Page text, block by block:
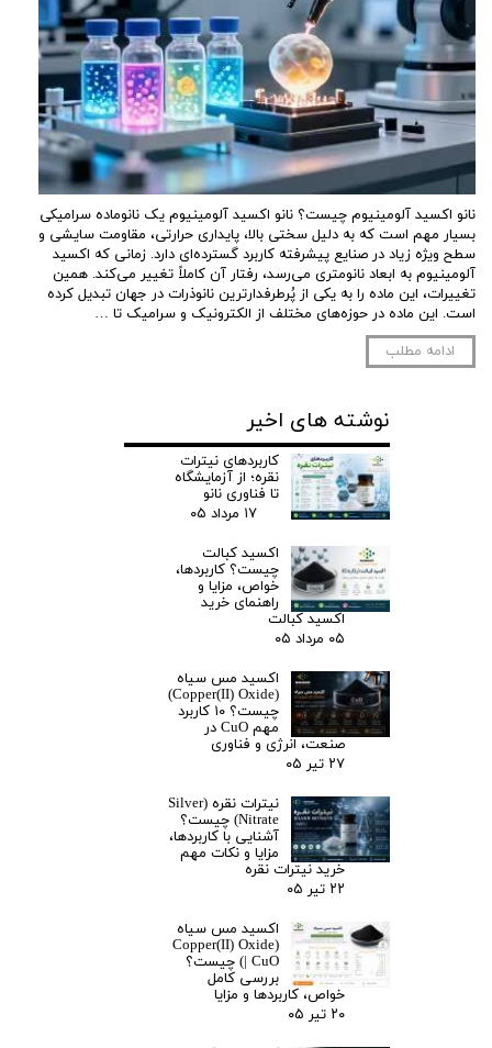
نانو اکسید آلومینیوم چیست؟ نانو اکسید آلومینیوم یک نانوماده سرامیکی
بسیار مهم است که به دلیل سختی بالا، پایداری حرارتی، مقاومت سایشی و
سطح ویژه زیاد در صنایع پیشرفته کاربرد گسترده‌ای دارد. زمانی که اکسید
آلومینیوم به ابعاد نانومتری می‌رسد، رفتار آن کاملاً تغییر می‌کند. همین
تغییرات، این ماده را به یکی از پُرطرفدارترین نانوذرات در جهان تبدیل کرده
است. این ماده در حوزه‌های مختلف از الکترونیک و سرامیک تا …
ادامه مطلب
نوشته های اخیر
کاربردهای نیترات
نقره؛ از آزمایشگاه
تا فناوری نانو
۱۷ مرداد ۰۵
اکسید کبالت
چیست؟ کاربردها،
خواص، مزایا و
راهنمای خرید
اکسید کبالت
۰۵ مرداد ۰۵
اکسید مس سیاه
(Copper(II) Oxide)
چیست؟ ۱۰ کاربرد
مهم CuO در
صنعت، انرژی و فناوری
۲۷ تیر ۰۵
نیترات نقره (Silver
Nitrate) چیست؟
آشنایی با کاربردها،
مزایا و نکات مهم
خرید نیترات نقره
۲۲ تیر ۰۵
اکسید مس سیاه
(Copper(II) Oxide
| CuO) چیست؟
بررسی کامل
خواص، کاربردها و مزایا
۲۰ تیر ۰۵